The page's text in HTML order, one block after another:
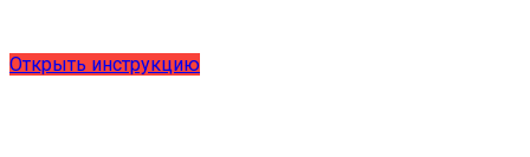
Открыть инструкцию